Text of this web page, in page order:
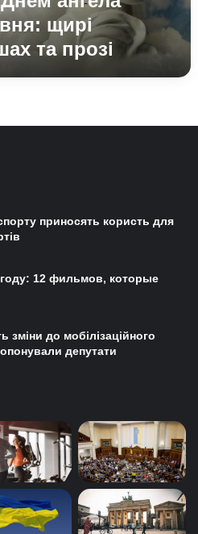
щирі
та прозі
приносять користь для
12 фильмов, которые
зміни до мобілізаційного
депутати